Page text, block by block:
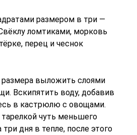
размером в три —
ломтиками, морковь
перец и чеснок
выложить слоями
Вскипятить воду, добавив
в кастрюлю с овощами.
чуть меньшего
дня в тепле, после этого